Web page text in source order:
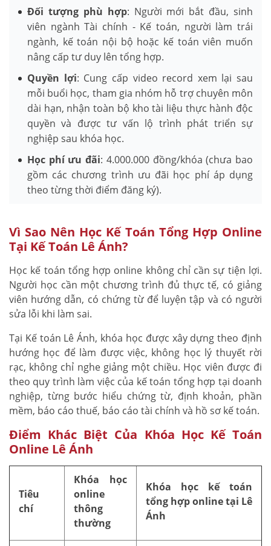
Đối tượng phù hợp: Người mới bắt đầu, sinh
viên ngành Tài chính - Kế toán, người làm trái
ngành, kế toán nội bộ hoặc kế toán viên muốn
nâng cấp tư duy lên tổng hợp.
Quyền lợi: Cung cấp video record xem lại sau
mỗi buổi học, tham gia nhóm hỗ trợ chuyên môn
dài hạn, nhận toàn bộ kho tài liệu thực hành độc
quyền và được tư vấn lộ trình phát triển sự
nghiệp sau khóa học.
Học phí ưu đãi: 4.000.000 đồng/khóa (chưa bao
gồm các chương trình ưu đãi học phí áp dụng
theo từng thời điểm đăng ký).
Vì Sao Nên Học Kế Toán Tổng Hợp Online
Tại Kế Toán Lê Ánh?
Học kế toán tổng hợp online không chỉ cần sự tiện lợi.
Người học cần một chương trình đủ thực tế, có giảng
viên hướng dẫn, có chứng từ để luyện tập và có người
sửa lỗi khi làm sai.
Tại Kế toán Lê Ánh, khóa học được xây dựng theo định
hướng học để làm được việc, không học lý thuyết rời
rạc, không chỉ nghe giảng một chiều. Học viên được đi
theo quy trình làm việc của kế toán tổng hợp tại doanh
nghiệp, từng bước hiểu chứng từ, định khoản, phần
mềm, báo cáo thuế, báo cáo tài chính và hồ sơ kế toán.
Điểm Khác Biệt Của Khóa Học Kế Toán
Online Lê Ánh
Tiêu
chí
Khóa học
online
thông
thường
Khóa học kế toán
tổng hợp online tại Lê
Ánh